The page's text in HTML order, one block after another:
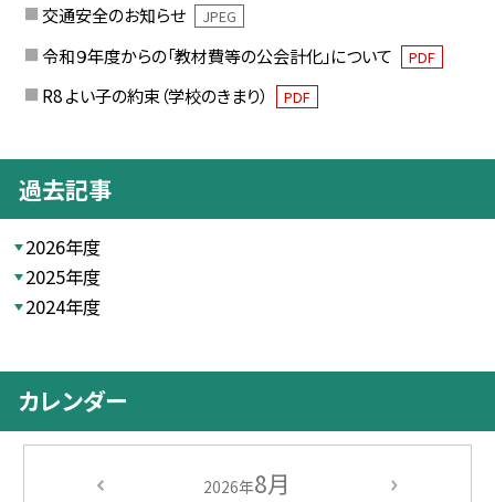
交通安全のお知らせ JPEG
令和９年度からの「教材費等の公会計化」について PDF
R8 よい子の約束（学校のきまり） PDF
過去記事
2026年度
2025年度
2024年度
カレンダー
2026年8月